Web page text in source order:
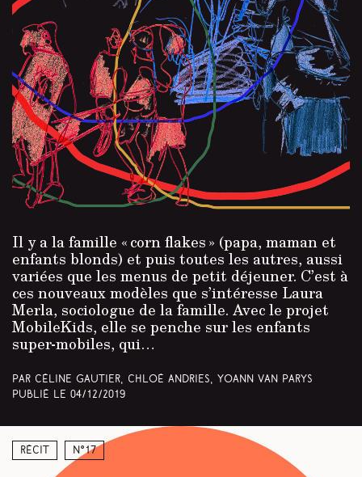
Il y a la famille « corn flakes » (papa, maman et
enfants blonds) et puis toutes les autres, aussi
variées que les menus de petit déjeuner. C’est à
ces nouveaux modèles que s’intéresse Laura
Merla, sociologue de la famille. Avec le projet
MobileKids, elle se penche sur les enfants
super-mobiles, qui…
Par Céline Gautier, Chloé Andries, Yoann Van Parys
Publié le 04/12/2019
Récit N°17